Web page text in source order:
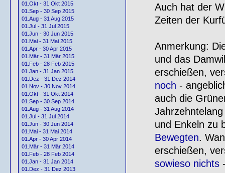
01.Okt - 31 Okt 2015
01.Sep - 30 Sep 2015
01.Aug - 31 Aug 2015
01.Jul - 31 Jul 2015
01.Jun - 30 Jun 2015
01.Mai - 31 Mai 2015
01.Apr - 30 Apr 2015
01.Mär - 31 Mär 2015
01.Feb - 28 Feb 2015
01.Jan - 31 Jan 2015
01.Dez - 31 Dez 2014
01.Nov - 30 Nov 2014
01.Okt - 31 Okt 2014
01.Sep - 30 Sep 2014
01.Aug - 31 Aug 2014
01.Jul - 31 Jul 2014
01.Jun - 30 Jun 2014
01.Mai - 31 Mai 2014
01.Apr - 30 Apr 2014
01.Mär - 31 Mär 2014
01.Feb - 28 Feb 2014
01.Jan - 31 Jan 2014
01.Dez - 31 Dez 2013
Auch hat der
Zeiten der
Anmerkung:
und das
erschießen,
noch -
auch die
und Enkeln zu
Bewegten.
erschießen,
sowieso nichts-